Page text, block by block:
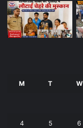
M T W
4 5 6